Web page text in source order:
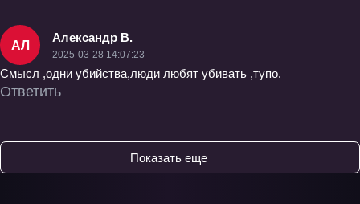
АЛ
Александр В.
2025-03-28 14:07:23
Смысл ,одни убийства,люди любят убивать ,тупо.
Ответить
Показать еще